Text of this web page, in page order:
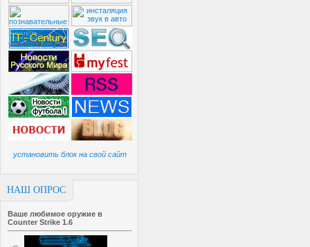
установить блок на свой сайт
НАШ ОПРОС
Ваше любимое оружие в
Counter Strike 1.6